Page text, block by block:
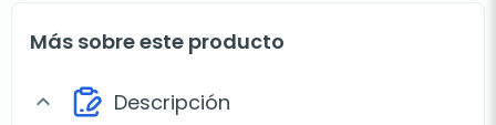
Más sobre este producto
expand_more Descripción